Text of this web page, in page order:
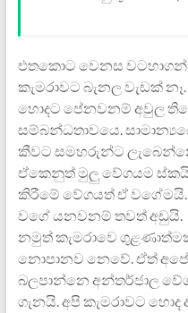
එතකොට වෙනස
කැමරාවට බැනල වැඩක්
හොදට පේනවනම් අවුල
සම්බන්ධතාවයෙ.
කීව‍ට සමහරුන්ට
ඒකෙ‍නුත් මුලු වේගයම
කිරීමේ වේගයත් ඒ
වගේ යනවනම් තවත් අඩුයි.
නමුත් කැමරාවෙ
නොපානව නෙවේ. ඒත්
බලපාන්නෙ අන්තර්ජාල
ගැනයි. අපි කැමරාවට